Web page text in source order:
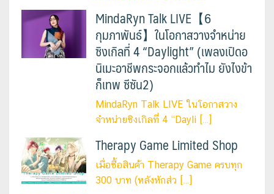
MindaRyn Talk LIVE【6
กุมภาพันธ์】ในโอกาสวางจำหน่าย
ซิงเกิลที่ 4 “Daylight” (เพลงเปิดอ
นิเมะอาชีพกระจอกแล้วทำไม ยังไงข้า
ก็เทพ ซีซัน2)
MindaRyn Talk LIVE ในโอกาสวาง
จำหน่ายซิงเกิลที่ 4 “Dayli […]
Therapy Game Limited Shop
เมื่อซื้อสินค้า Therapy Game ครบทุก
300 บาท (หลังหักส่ว […]